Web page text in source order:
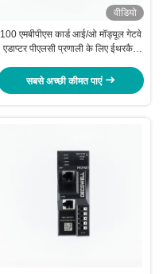
वीडियो
100 एमबीपीएस कार्ड आई/ओ मॉड्यूल गेटवे
एडाप्टर पीएलसी प्रणाली के लिए ईथरकैट
सबसे अच्छी कीमत पाएं